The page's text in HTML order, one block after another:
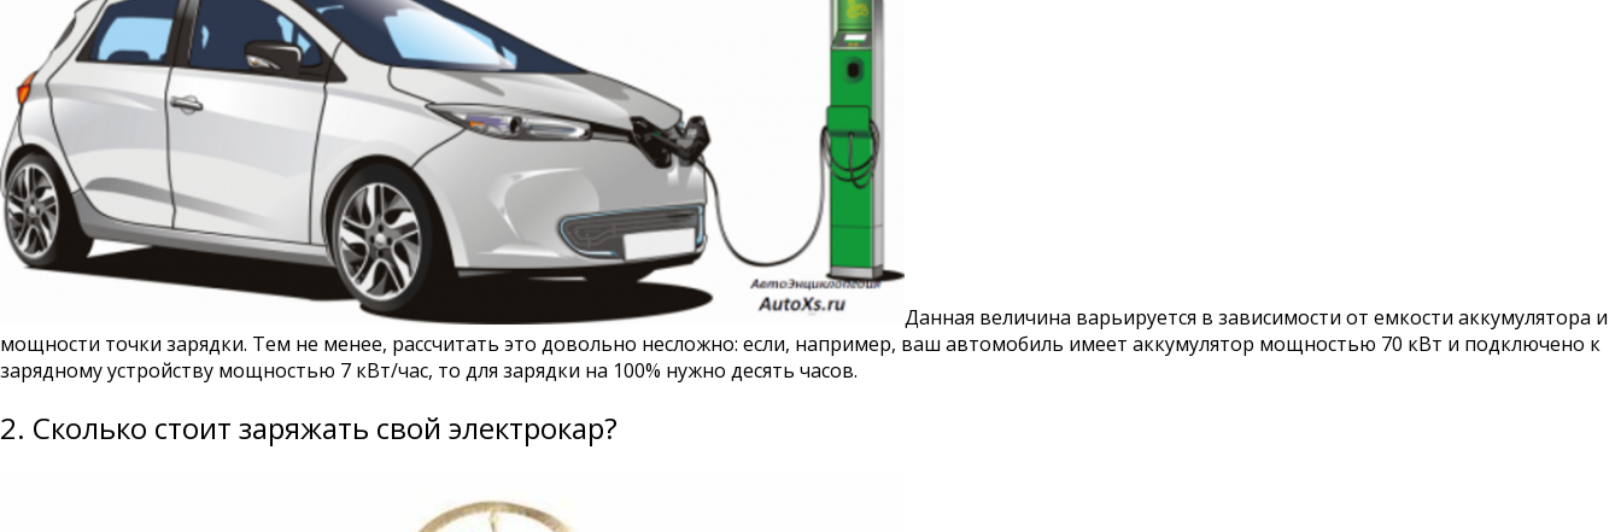
Данная величина варьируется в зависимости от емкости аккумулятора и
мощности точки зарядки. Тем не менее, рассчитать это довольно несложно: если, например, ваш автомобиль имеет аккумулятор мощностью 70 кВт и подключено к
зарядному устройству мощностью 7 кВт/час, то для зарядки на 100% нужно десять часов.
2. Сколько стоит заряжать свой электрокар?